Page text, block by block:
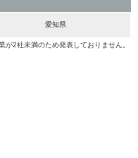
愛知県
2社未満のため発表しておりません。